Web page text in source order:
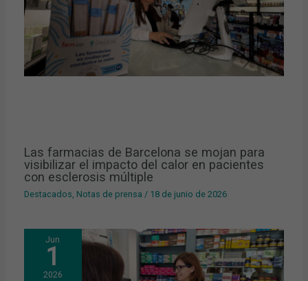
Las farmacias de Barcelona se mojan para
visibilizar el impacto del calor en pacientes
con esclerosis múltiple
Destacados, Notas de prensa / 18 de junio de 2026
Jun
1
2026